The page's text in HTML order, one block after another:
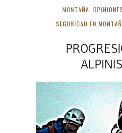
MONTAÑA OPINIONES
SEGURIDAD EN